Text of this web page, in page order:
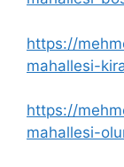
https://
mahallesi-
https://
mahallesi-